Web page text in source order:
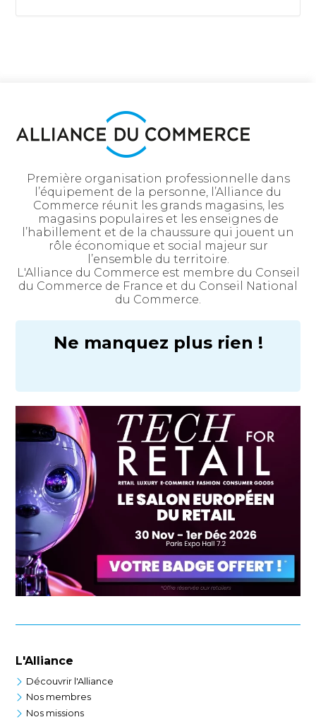
Première organisation professionnelle dans
l’équipement de la personne, l’Alliance du
Commerce réunit les grands magasins, les
magasins populaires et les enseignes de
l’habillement et de la chaussure qui jouent un
rôle économique et social majeur sur
l’ensemble du territoire.
L'Alliance du Commerce est membre du Conseil
du Commerce de France et du Conseil National
du Commerce.
Ne manquez plus rien !
L'Alliance
Découvrir l'Alliance
Nos membres
Nos missions